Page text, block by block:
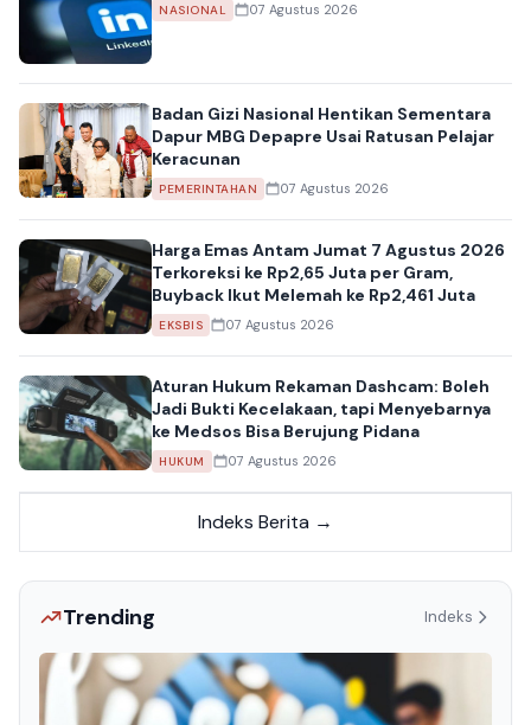
NASIONAL 07 Agustus 2026
Badan Gizi Nasional Hentikan Sementara
Dapur MBG Depapre Usai Ratusan Pelajar
Keracunan
PEMERINTAHAN 07 Agustus 2026
Harga Emas Antam Jumat 7 Agustus 2026
Terkoreksi ke Rp2,65 Juta per Gram,
Buyback Ikut Melemah ke Rp2,461 Juta
EKSBIS 07 Agustus 2026
Aturan Hukum Rekaman Dashcam: Boleh
Jadi Bukti Kecelakaan, tapi Menyebarnya
ke Medsos Bisa Berujung Pidana
HUKUM 07 Agustus 2026
Indeks Berita →
Trending Indeks